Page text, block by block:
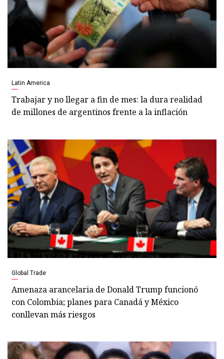
Latin America
Trabajar y no llegar a fin de mes: la dura realidad
de millones de argentinos frente a la inflación
Global Trade
Amenaza arancelaria de Donald Trump funcionó
con Colombia; planes para Canadá y México
conllevan más riesgos